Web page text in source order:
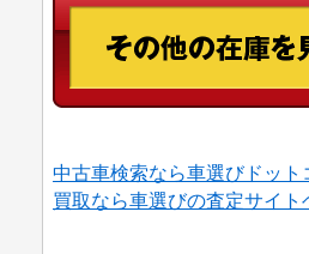
中古車検索なら車選びドット
買取なら車選びの査定サイト